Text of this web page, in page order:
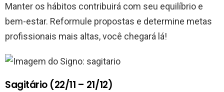
Manter os hábitos contribuirá com seu equilíbrio e
bem-estar. Reformule propostas e determine metas
profissionais mais altas, você chegará lá!
Sagitário (22/11 – 21/12)